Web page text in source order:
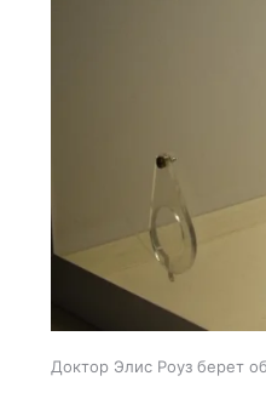
Доктор Элис Роуз берет